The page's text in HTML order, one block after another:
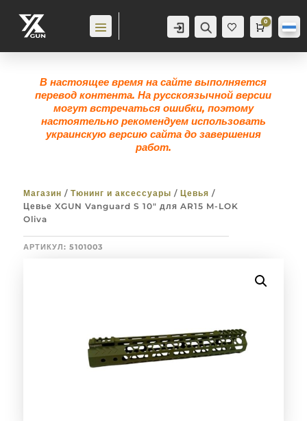
Аккаунт Поиск
Же
лан
Корзина
0
0,0грн
В настоящее время на сайте выполняется
перевод контента. На русскоязычной версии
могут встречаться ошибки, поэтому
настоятельно рекомендуем использовать
украинскую версию сайта до завершения
работ.
Магазин / Тюнинг и аксессуары / Цевья /
Цевье XGUN Vanguard S 10″ для AR15 M-LOK
Oliva
АРТИКУЛ: 5101003